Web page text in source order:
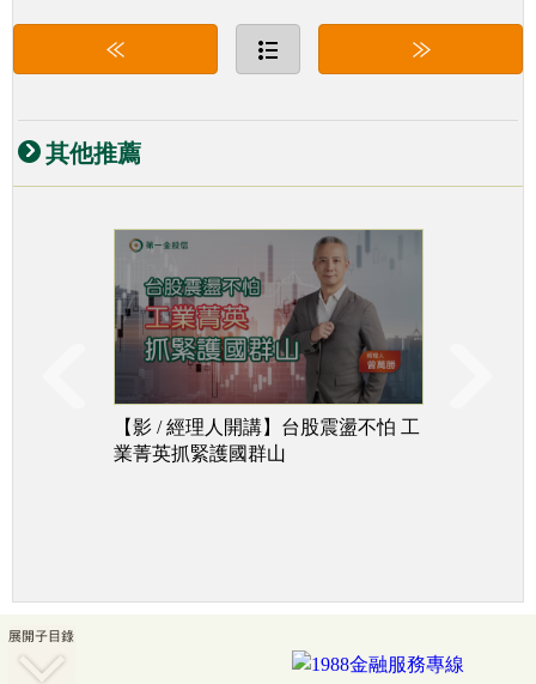
其他推薦
【影 / 經理人開講】台股震盪不怕 工
業菁英抓緊護國群山